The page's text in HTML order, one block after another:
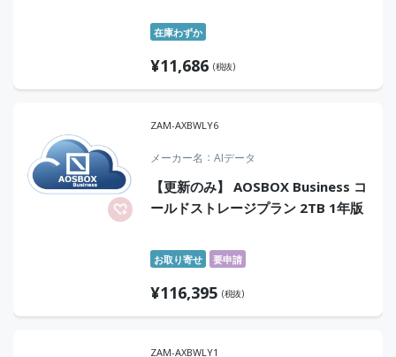
在庫わずか
¥11,686 (税抜)
ZAM-AXBWLY6
メーカー名 AIデータ
【更新のみ】 AOSBOX Business コ
ールドストレージプラン 2TB 1年版
お取り寄せ 要申請
¥116,395 (税抜)
ZAM-AXBWLY1